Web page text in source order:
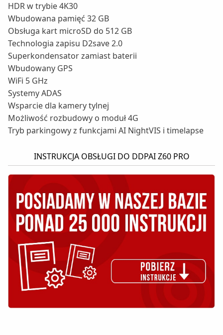
HDR w trybie 4K30
Wbudowana pamięć 32 GB
Obsługa kart microSD do 512 GB
Technologia zapisu D2save 2.0
Superkondensator zamiast baterii
Wbudowany GPS
WiFi 5 GHz
Systemy ADAS
Wsparcie dla kamery tylnej
Możliwość rozbudowy o moduł 4G
Tryb parkingowy z funkcjami AI NightVIS i timelapse
INSTRUKCJA OBSŁUGI DO DDPAI Z60 PRO